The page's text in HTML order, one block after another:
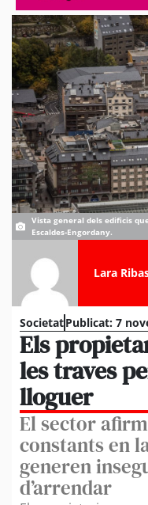
Vista general dels edificis
Escaldes-Engordany.
Lara
SocietatPublicat: 7
Els
les traves
lloguer
El sector
constants en
generen
d’arrendar